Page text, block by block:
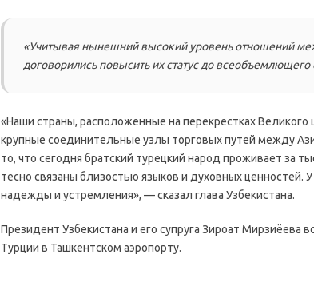
«Учитывая нынешний высокий уровень отношений
договорились повысить их статус до всеобъемлющего
«Наши страны, расположенные на перекрестках Великого
крупные соединительные узлы торговых путей между
то, что сегодня братский турецкий народ проживает за
тесно связаны близостью языков и духовных ценностей.
надежды и устремления», — сказал глава Узбекистана.
Президент Узбекистана и его супруга Зироат Мирзиёева
Турции в Ташкентском аэропорту.